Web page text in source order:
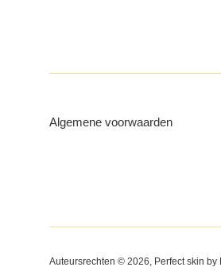
Algemene voorwaarden
Auteursrechten © 2026, Perfect skin by